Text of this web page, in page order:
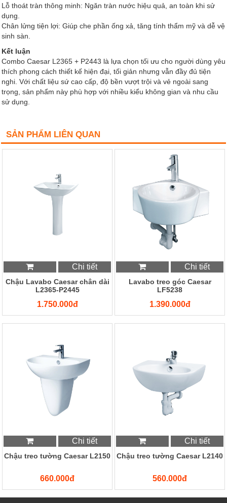
Lỗ thoát tràn thông minh: Ngăn tràn nước hiệu quả, an toàn khi sử
dụng.
Chân lửng tiện lợi: Giúp che phần ống xả, tăng tính thẩm mỹ và dễ vệ
sinh sàn.
Kết luận
Combo Caesar L2365 + P2443 là lựa chọn tối ưu cho người dùng yêu
thích phong cách thiết kế hiện đại, tối giản nhưng vẫn đầy đủ tiện
nghi. Với chất liệu sứ cao cấp, độ bền vượt trội và vẻ ngoài sang
trọng, sản phẩm này phù hợp với nhiều kiểu không gian và nhu cầu
sử dụng.
SẢN PHẨM LIÊN QUAN
Chi tiết
Chậu Lavabo Caesar chân dài
L2365-P2445
1.750.000đ
Chi tiết
Lavabo treo góc Caesar
LF5238
1.390.000đ
Chi tiết
Chậu treo tường Caesar L2150
660.000đ
Chi tiết
Chậu treo tường Caesar L2140
560.000đ